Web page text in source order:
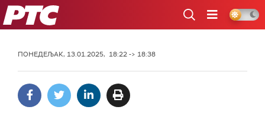
РТС
ПОНЕДЕЉАК, 13.01.2025, 18:22 -> 18:38